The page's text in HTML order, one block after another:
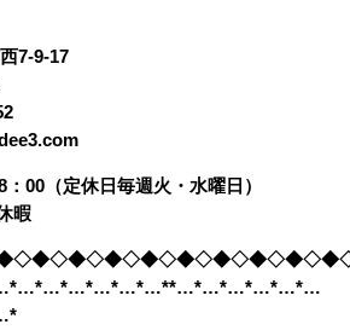
7-9-17
00（定休日毎週火・水曜日）
暇